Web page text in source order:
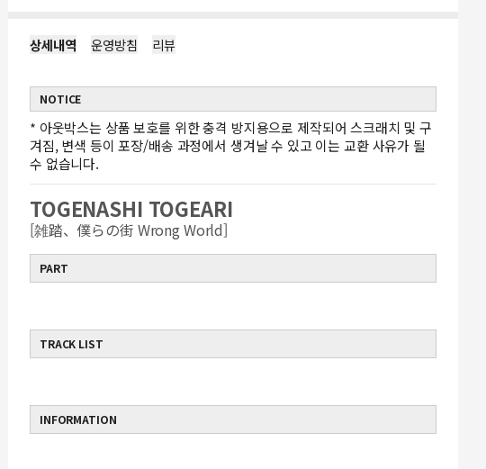
상세내역 운영방침 리뷰
NOTICE
* 아웃박스는 상품 보호를 위한 충격 방지용으로 제작되어 스크래치 및 구
겨짐, 변색 등이 포장/배송 과정에서 생겨날 수 있고 이는 교환 사유가 될
수 없습니다.
TOGENASHI TOGEARI
[雑踏、僕らの街 Wrong World]
PART
TRACK LIST
INFORMATION